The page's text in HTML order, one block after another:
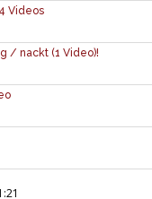
Videos
/ nackt (1 Video)!